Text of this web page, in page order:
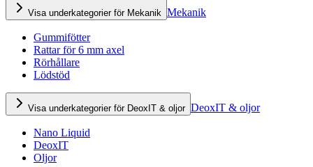
Visa underkategorier för Mekanik Mekanik
Gummifötter
Rattar för 6 mm axel
Rörhållare
Lödstöd
Visa underkategorier för DeoxIT & oljor DeoxIT & oljor
Nano Liquid
DeoxIT
Oljor